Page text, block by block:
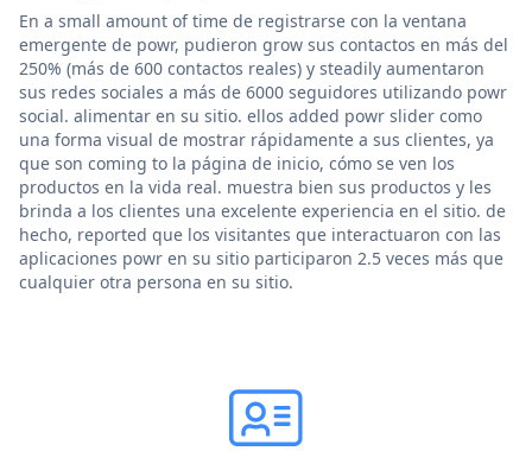
En a small amount of time de registrarse con la ventana
emergente de powr, pudieron grow sus contactos en más del
250% (más de 600 contactos reales) y steadily aumentaron
sus redes sociales a más de 6000 seguidores utilizando powr
social. alimentar en su sitio. ellos added powr slider como
una forma visual de mostrar rápidamente a sus clientes, ya
que son coming to la página de inicio, cómo se ven los
productos en la vida real. muestra bien sus productos y les
brinda a los clientes una excelente experiencia en el sitio. de
hecho, reported que los visitantes que interactuaron con las
aplicaciones powr en su sitio participaron 2.5 veces más que
cualquier otra persona en su sitio.